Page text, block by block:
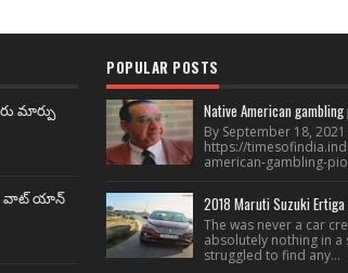
మార్పు
వాట్ యాన్
POPULAR POSTS
Native American
By September 18,
https://
american-gambling-
2018 Maruti Suzuki
The was never a car
absolutely nothing in
struggled to find any...